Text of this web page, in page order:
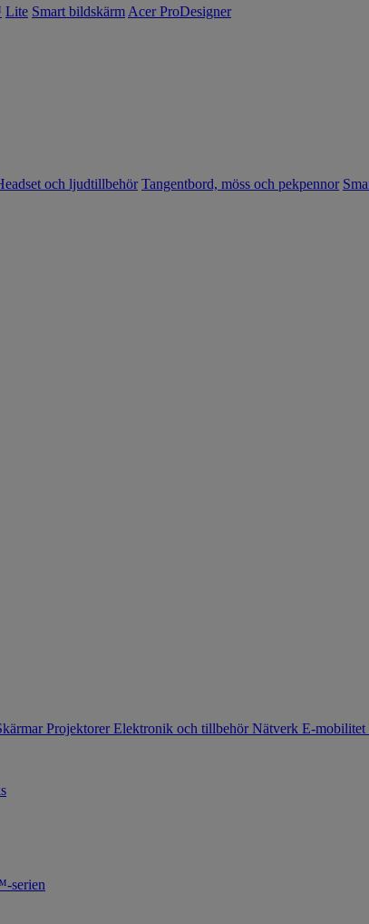
Lite Smart bildskärm Acer ProDesigner
och ljudtillbehör Tangentbord, möss och pekpennor
ProjektorerElektronik och tillbehörNätverk E-mobilitet
serien